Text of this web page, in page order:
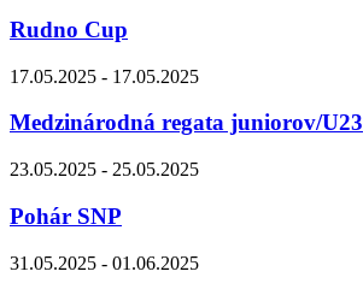
Rudno Cup
17.05.2025 - 17.05.2025
Medzinárodná regata juniorov/U23
23.05.2025 - 25.05.2025
Pohár SNP
31.05.2025 - 01.06.2025